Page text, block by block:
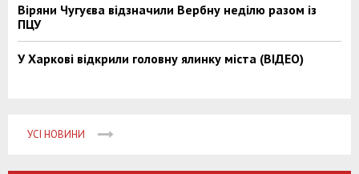
Віряни Чугуєва відзначили Вербну неділю разом із
ПЦУ
У Харкові відкрили головну ялинку міста (ВІДЕО)
УСІ НОВИНИ